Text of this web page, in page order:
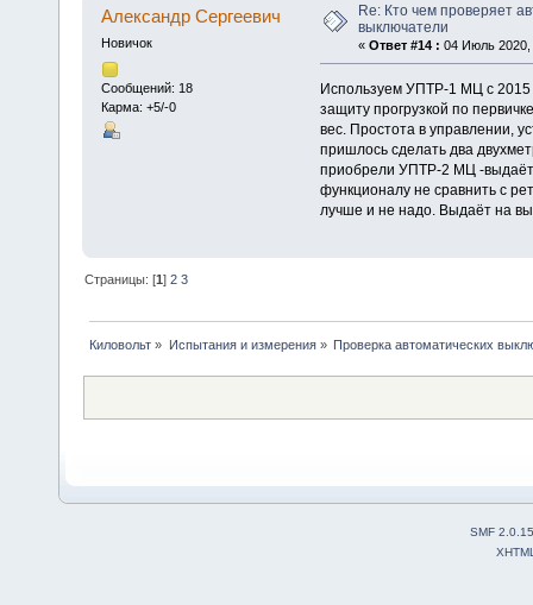
Александр Cергеевич
Новичок
Сообщений: 18
Карма: +5/-0
Re: Кто чем проверяет
выключатели
« Ответ #14 : 04 Июль 2020,
Используем УПТР-1 МЦ с 2015
защиту прогрузкой по
вес. Простота в управлении,
пришлось сделать два
приобрели УПТР-2 МЦ -выдаёт
функционалу не сравнить с
лучше и не надо. Выдаёт на
Страницы: [1]2 3
Киловольт » Испытания и измерения» Проверка автоматических
SMF 2.0.15